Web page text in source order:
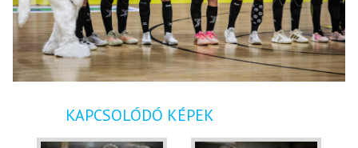
KAPCSOLÓDÓ KÉPEK